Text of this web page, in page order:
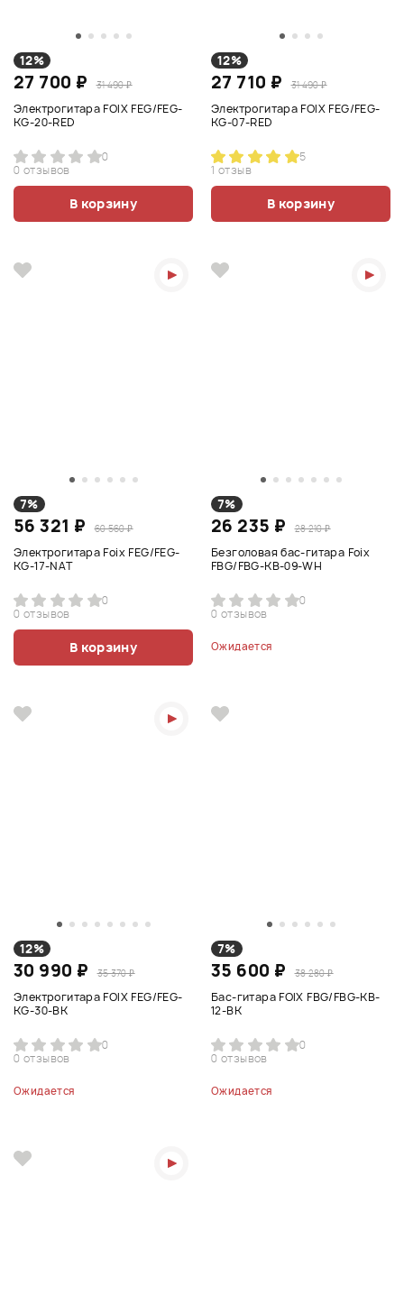
12%
27 700 ₽ 31 490 ₽
Электрогитара FOIX FEG/FEG-
KG-20-RED
0
0 отзывов
В корзину
12%
27 710 ₽ 31 490 ₽
Электрогитара FOIX FEG/FEG-
KG-07-RED
5
1 отзыв
В корзину
7%
56 321 ₽ 60 560 ₽
Электрогитара Foix FEG/FEG-
KG-17-NAT
0
0 отзывов
В корзину
7%
26 235 ₽ 28 210 ₽
Безголовая бас-гитара Foix
FBG/FBG-KB-09-WH
0
0 отзывов
Ожидается
12%
30 990 ₽ 35 370 ₽
Электрогитара FOIX FEG/FEG-
KG-30-BK
0
0 отзывов
Ожидается
7%
35 600 ₽ 38 280 ₽
Бас-гитара FOIX FBG/FBG-KB-
12-BK
0
0 отзывов
Ожидается